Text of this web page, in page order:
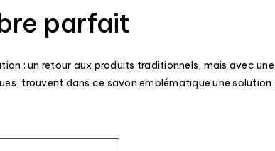
parfait
: un retour aux produits traditionnels, mais avec
trouvent dans ce savon emblématique une